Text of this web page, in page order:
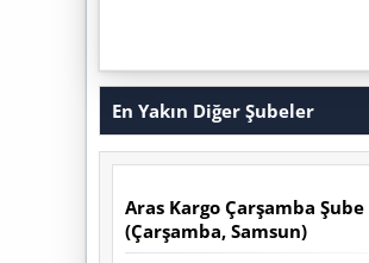
En Yakın Diğer Şubeler
Aras Kargo Çarşamba Şube
(Çarşamba, Samsun)